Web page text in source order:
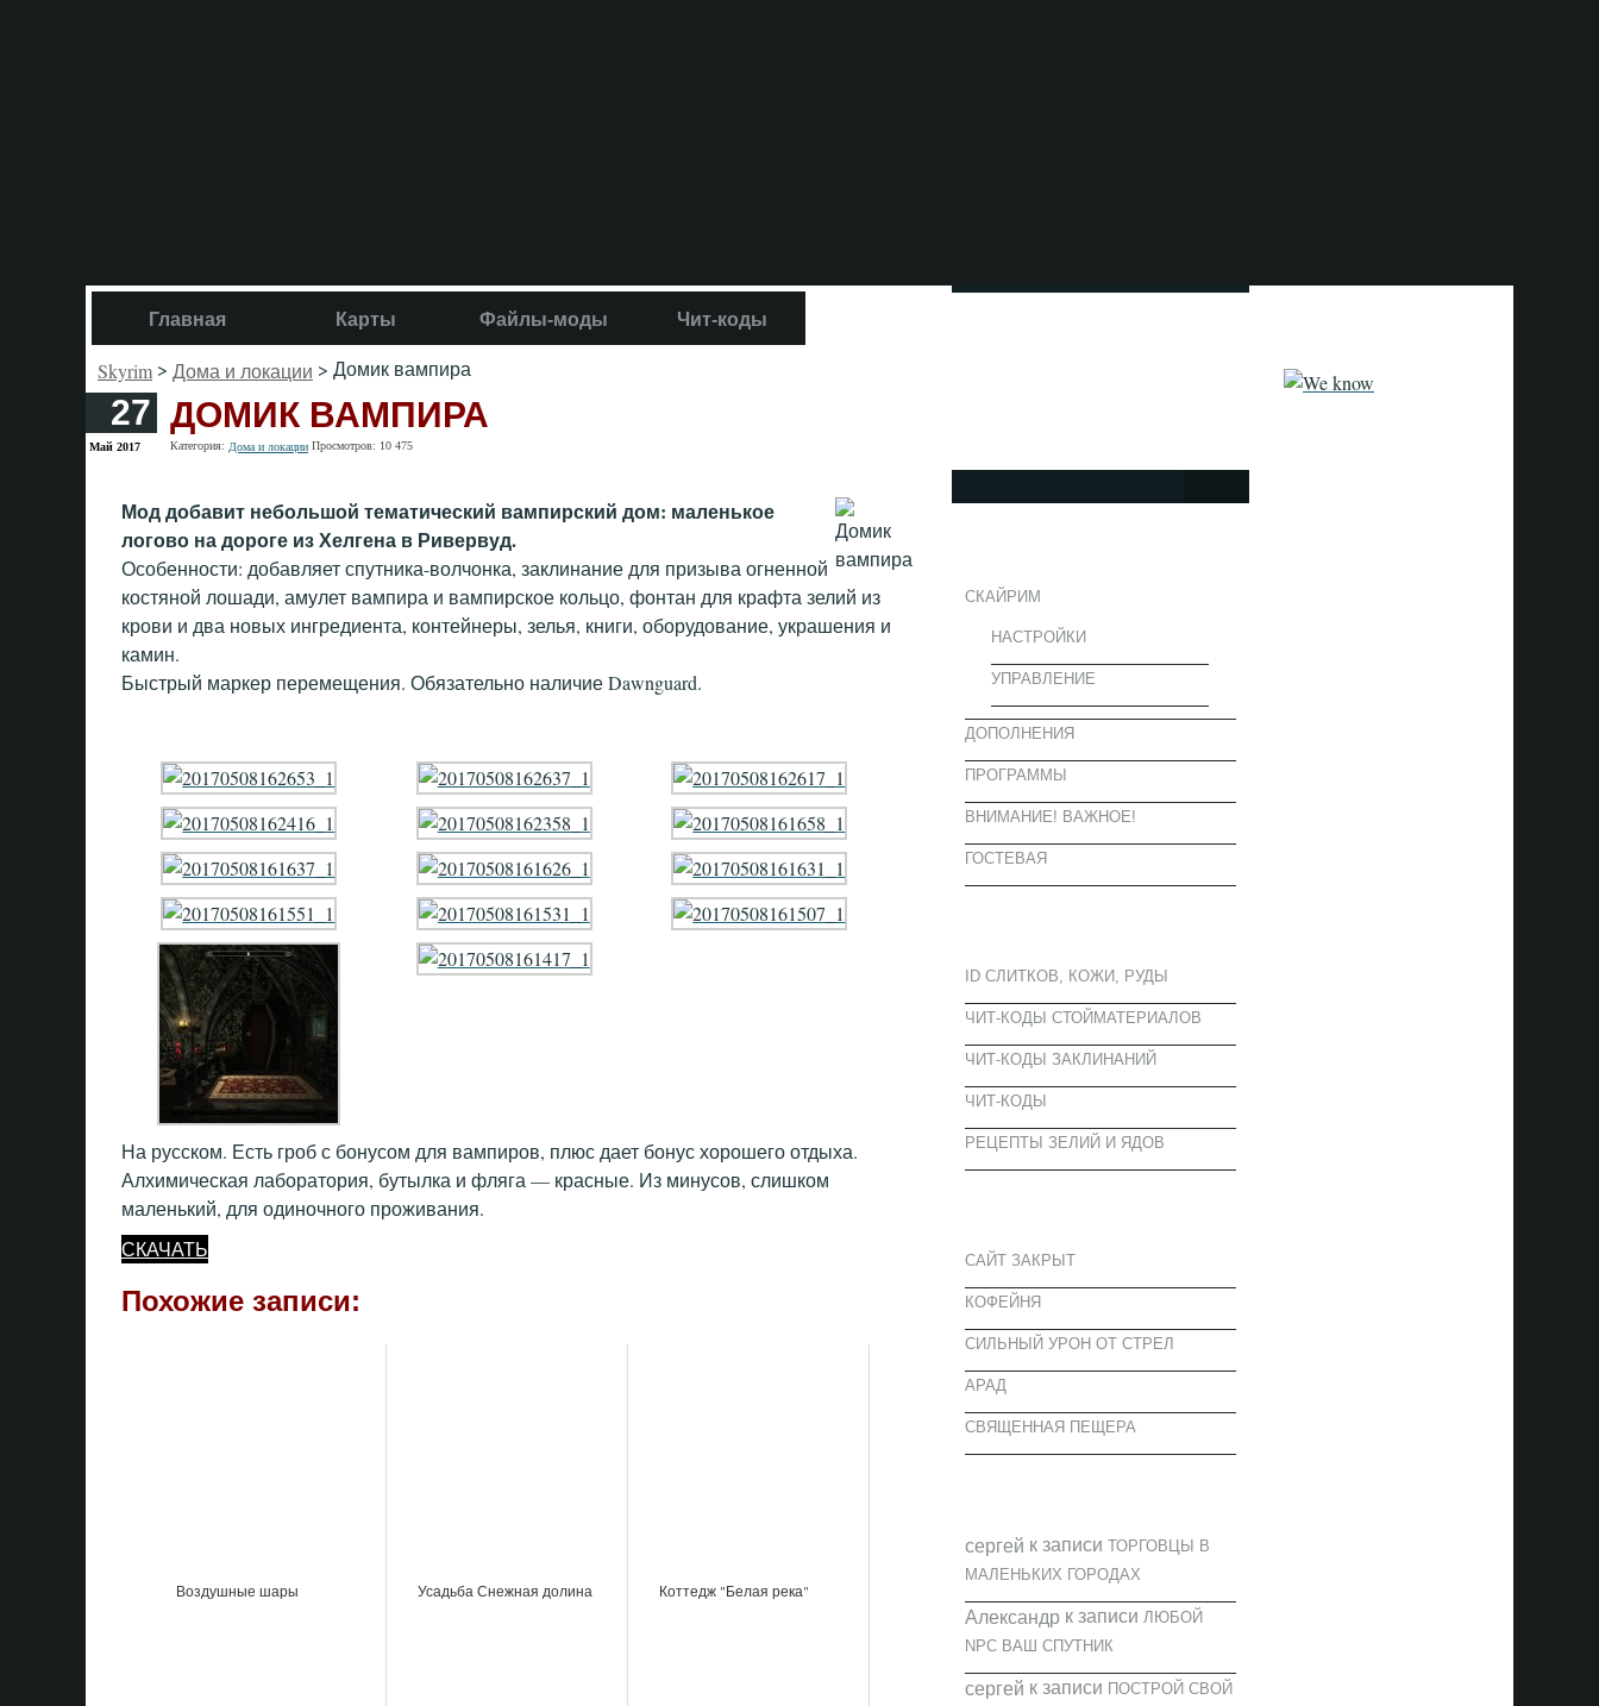
Главная Карты Файлы-моды Чит-коды
Skyrim > Дома и локации > Домик вампира
27
Май 2017
ДОМИК ВАМПИРА
Категория: Дома и локации Просмотров: 10 475
Мод добавит небольшой тематический вампирский дом: маленькое
логово на дороге из Хелгена в Ривервуд.
Особенности: добавляет спутника-волчонка, заклинание для призыва огненной
костяной лошади, амулет вампира и вампирское кольцо, фонтан для крафта зелий из
крови и два новых ингредиента, контейнеры, зелья, книги, оборудование, украшения и
камин.
Быстрый маркер перемещения. Обязательно наличие Dawnguard.
На русском. Есть гроб с бонусом для вампиров, плюс дает бонус хорошего отдыха.
Алхимическая лаборатория, бутылка и фляга — красные. Из минусов, слишком
маленький, для одиночного проживания.
СКАЧАТЬ
Похожие записи:
Воздушные шары Усадьба Снежная долина Коттедж "Белая река"
СКАЙРИМ
НАСТРОЙКИ
УПРАВЛЕНИЕ
ДОПОЛНЕНИЯ
ПРОГРАММЫ
ВНИМАНИЕ! ВАЖНОЕ!
ГОСТЕВАЯ
ID СЛИТКОВ, КОЖИ, РУДЫ
ЧИТ-КОДЫ СТОЙМАТЕРИАЛОВ
ЧИТ-КОДЫ ЗАКЛИНАНИЙ
ЧИТ-КОДЫ
РЕЦЕПТЫ ЗЕЛИЙ И ЯДОВ
САЙТ ЗАКРЫТ
КОФЕЙНЯ
CИЛЬНЫЙ УРОН ОТ СТРЕЛ
АРАД
СВЯЩЕННАЯ ПЕЩЕРА
cергей к записи ТОРГОВЦЫ В
МАЛЕНЬКИХ ГОРОДАХ
Александрк записи ЛЮБОЙ
NPC ВАШ СПУТНИК
cергей к записи ПОСТРОЙ СВОЙ